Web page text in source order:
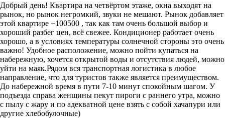
Добрый день! Квартира на четвёртом этаже, окна выходят на
рынок, но рынок негромкий, звуки не мешают. Рынок добавляет
этой квартире +100500 , так как там очень большой выбор и
хороший разбег цен, всё свежее. Кондиционер работает очень
хорошо, а в условиях температуры солнечной стороны это очень
важно! Удобное расположение, можно пойти купаться на
набережную, хочется открытой воды и отсутствия людей, можно
уйти на маяк.Рядом вся транспортная логистика в любое
направление, что для туристов также является преимуществом.
До набережной время в пути 7-10 минут спокойным шагом. У
подъезда справа женщины пекут пироги с раннего утра, можно
с пылу с жару и по адекватной цене взять с собой хачапури или
другие хлебобулочные)